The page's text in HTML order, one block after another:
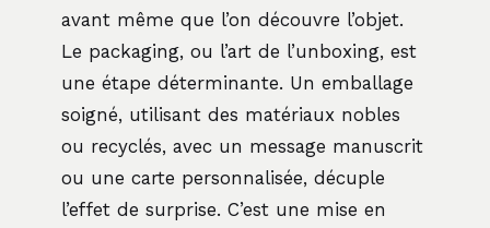
avant même que l’on découvre l’objet.
Le packaging, ou l’art de l’unboxing, est
une étape déterminante. Un emballage
soigné, utilisant des matériaux nobles
ou recyclés, avec un message manuscrit
ou une carte personnalisée, décuple
l’effet de surprise. C’est une mise en